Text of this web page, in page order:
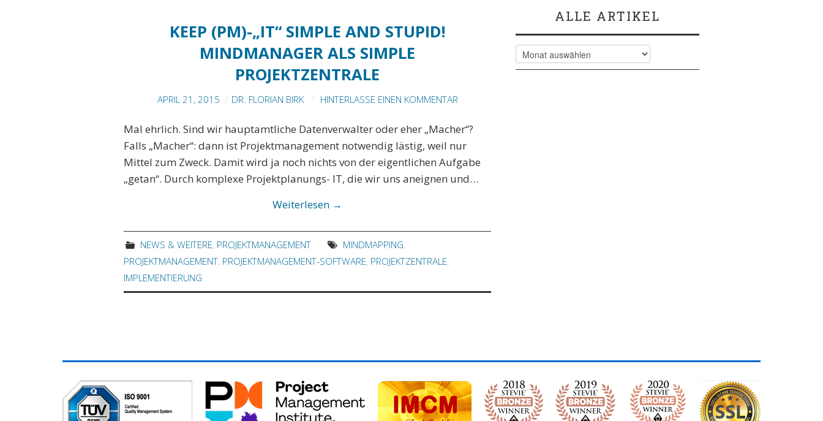
KEEP (PM)-„IT“ SIMPLE AND STUPID!
MINDMANAGER ALS SIMPLE
PROJEKTZENTRALE
APRIL 21, 2015 DR. FLORIAN BIRK HINTERLASSE EINEN KOMMENTAR
Mal ehrlich. Sind wir hauptamtliche Datenverwalter oder eher „Macher“?
Falls „Macher“: dann ist Projektmanagement notwendig lästig, weil nur
Mittel zum Zweck. Damit wird ja noch nichts von der eigentlichen Aufgabe
„getan“. Durch komplexe Projektplanungs- IT, die wir uns aneignen und…
Weiterlesen →
NEWS & WEITERE, PROJEKTMANAGEMENT MINDMAPPING,
PROJEKTMANAGEMENT, PROJEKTMANAGEMENT-SOFTWARE, PROJEKTZENTRALE,
IMPLEMENTIERUNG
ALLE ARTIKEL
Alle
Artikel